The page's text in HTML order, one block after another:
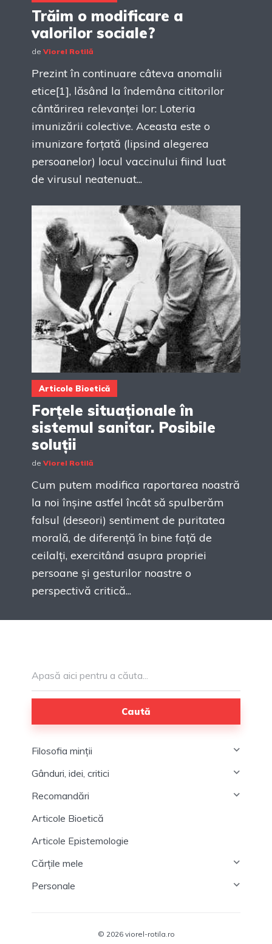
Trăim o modificare a
valorilor sociale?
de Viorel Rotilă
Prezint în continuare câteva anomalii
etice[1], lăsând la îndemâna cititorilor
cântărirea relevanței lor: Loteria
imunizării colective. Aceasta este o
imunizare forțată (lipsind alegerea
persoanelor) locul vaccinului fiind luat
de virusul neatenuat...
Articole Bioetică
Forțele situaționale în
sistemul sanitar. Posibile
soluții
de Viorel Rotilă
Cum putem modifica raportarea noastră
la noi înșine astfel încât să spulberăm
falsul (deseori) sentiment de puritatea
morală, de diferență în bine față de
ceilalți, exercitând asupra propriei
persoane și gesturilor noastre o
perspectivă critică...
Caută
Filosofia minții
Gânduri, idei, critici
Recomandări
Articole Bioetică
Articole Epistemologie
Cărțile mele
Personale
© 2026 viorel-rotila.ro